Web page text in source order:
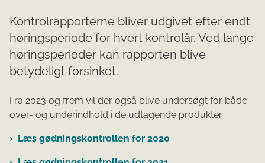
Kontrolrapporterne bliver udgivet efter endt
høringsperiode for hvert kontrolår. Ved lange
høringsperioder kan rapporten blive
betydeligt forsinket.
Fra 2023 og frem vil der også blive undersøgt for både
over- og underindhold i de udtagende produkter.
Læs gødningskontrollen for 2020